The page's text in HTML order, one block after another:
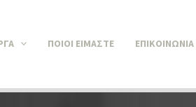
ΠΟΙΟΊ ΕΊΜΑΣΤΕ ΕΠΙΚΟΙΝΩΝΊΑ